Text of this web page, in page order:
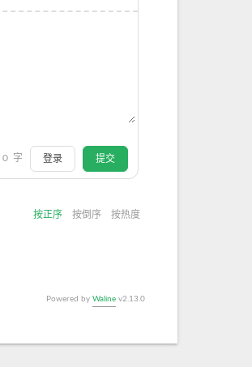
0 字 登录 提交
按正序 按倒序 按热度
Powered by Waline v2.13.0